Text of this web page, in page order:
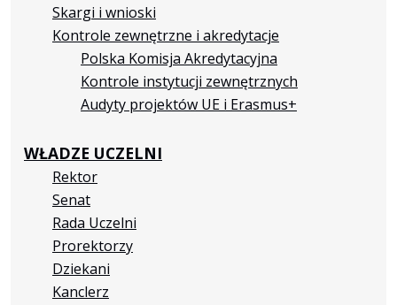
Skargi i wnioski
Kontrole zewnętrzne i akredytacje
Polska Komisja Akredytacyjna
Kontrole instytucji zewnętrznych
Audyty projektów UE i Erasmus+
WŁADZE UCZELNI
Rektor
Senat
Rada Uczelni
Prorektorzy
Dziekani
Kanclerz